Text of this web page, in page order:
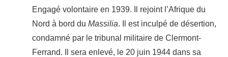
Engagé volontaire en 1939. Il rejoint l’Afrique du
Nord à bord du Massilia. Il est inculpé de désertion,
condamné par le tribunal militaire de Clermont-
Ferrand. Il sera enlevé, le 20 juin 1944 dans sa